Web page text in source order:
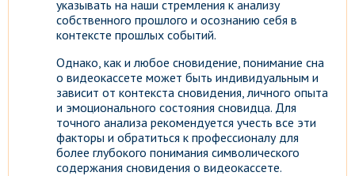
указывать на наши стремления к анализу
собственного прошлого и осознанию себя в
контексте прошлых событий.
Однако, как и любое сновидение, понимание сна
о видеокассете может быть индивидуальным и
зависит от контекста сновидения, личного опыта
и эмоционального состояния сновидца. Для
точного анализа рекомендуется учесть все эти
факторы и обратиться к профессионалу для
более глубокого понимания символического
содержания сновидения о видеокассете.